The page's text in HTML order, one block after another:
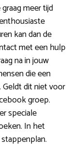
meer tijd
kan dan de
met een hulp
na in jouw
die een
dit niet voor
groep.
speciale
In het